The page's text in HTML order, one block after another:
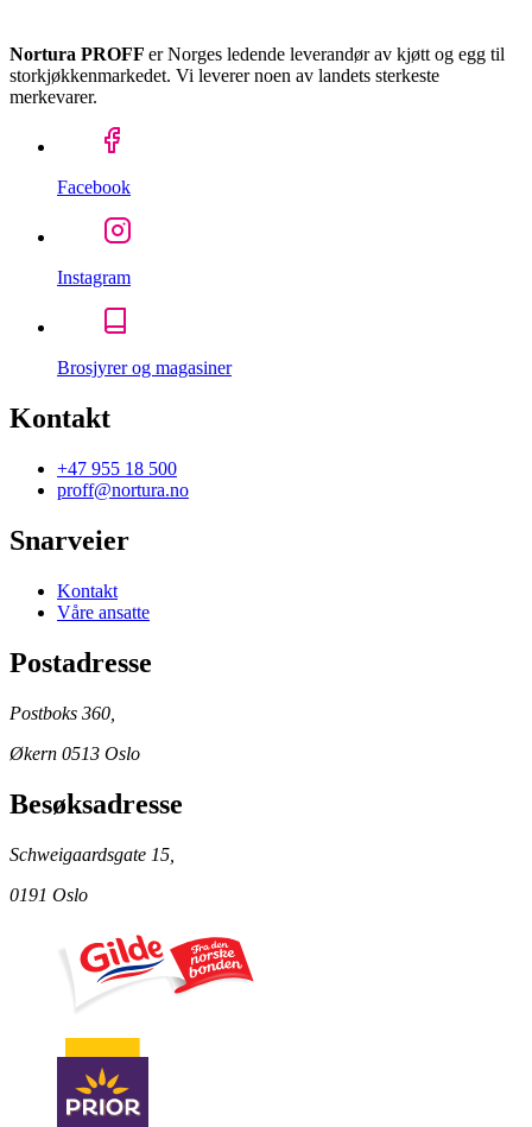
Nortura PROFF er Norges ledende leverandør av kjøtt og egg til
storkjøkkenmarkedet. Vi leverer noen av landets sterkeste
merkevarer.
Facebook
Instagram
Brosjyrer og magasiner
Kontakt
+47 955 18 500
proff@nortura.no
Snarveier
Kontakt
Våre ansatte
Postadresse
Postboks 360,
Økern 0513 Oslo
Besøksadresse
Schweigaardsgate 15,
0191 Oslo